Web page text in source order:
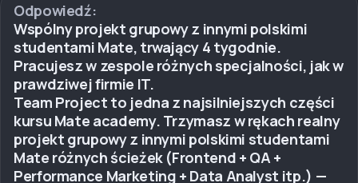
Odpowiedź:
Wspólny projekt grupowy z innymi polskimi
studentami Mate, trwający 4 tygodnie.
Pracujesz w zespole różnych specjalności, jak w
prawdziwej firmie IT.
Team Project to jedna z najsilniejszych części
kursu Mate academy. Trzymasz w rękach realny
projekt grupowy z innymi polskimi studentami
Mate różnych ścieżek (Frontend + QA +
Performance Marketing + Data Analyst itp.) —